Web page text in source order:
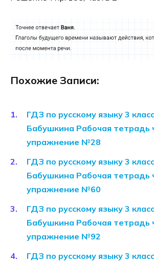
Похожие Записи:
ГДЗ по русскому языку 3
Бабушкина Рабочая тетрадь
упражнение №28
ГДЗ по русскому языку 3
Бабушкина Рабочая тетрадь
упражнение №60
ГДЗ по русскому языку 3
Бабушкина Рабочая тетрадь
упражнение №92
ГДЗ по русскому языку 3